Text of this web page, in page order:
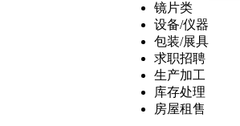
镜片类
设备/仪器
包装/展具
求职招聘
生产加工
库存处理
房屋租售